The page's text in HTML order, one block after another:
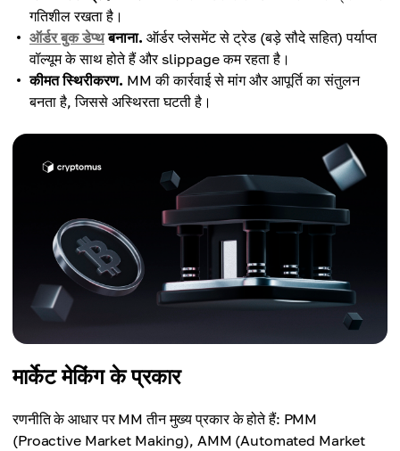
गतिशील रखता है।
ऑर्डर बुक डेप्थबनाना. ऑर्डर प्लेसमेंट से ट्रेड (बड़े सौदे सहित) पर्याप्त
वॉल्यूम के साथ होते हैं और slippage कम रहता है।
कीमत स्थिरीकरण. MM की कार्रवाई से मांग और आपूर्ति का संतुलन
बनता है, जिससे अस्थिरता घटती है।
मार्केट मेकिंग के प्रकार
रणनीति के आधार पर MM तीन मुख्य प्रकार के होते हैं: PMM
(Proactive Market Making), AMM (Automated Market